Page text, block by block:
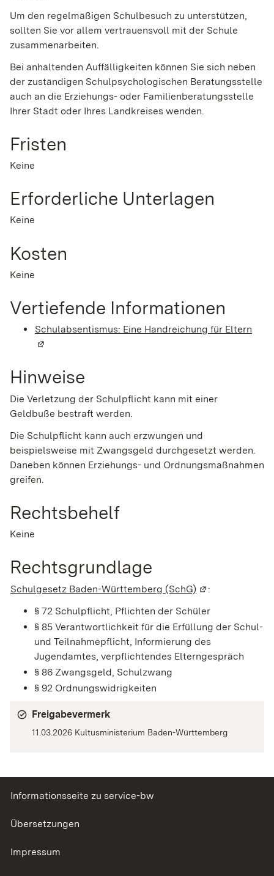
Um den regelmäßigen Schulbesuch zu unterstützen,
sollten Sie vor allem vertrauensvoll mit der Schule
zusammenarbeiten.
Bei anhaltenden Auffälligkeiten können Sie sich neben
der zuständigen Schulpsychologischen Beratungsstelle
auch an die Erziehungs- oder Familienberatungsstelle
Ihrer Stadt oder Ihres Landkreises wenden.
Fristen
Keine
Erforderliche Unterlagen
Keine
Kosten
Keine
Vertiefende Informationen
Schulabsentismus: Eine Handreichung für Eltern
Hinweise
Die Verletzung der Schulpflicht kann mit einer
Geldbuße bestraft werden.
Die Schulpflicht kann auch erzwungen und
beispielsweise mit Zwangsgeld durchgesetzt werden.
Daneben können Erziehungs- und Ordnungsmaßnahmen
greifen.
Rechtsbehelf
Keine
Rechtsgrundlage
Schulgesetz Baden-Württemberg (SchG) (Wird in einem
:
§ 72 Schulpflicht, Pflichten der Schüler
§ 85 Verantwortlichkeit für die Erfüllung der Schul-
und Teilnahmepflicht, Informierung des
Jugendamtes, verpflichtendes Elterngespräch
§ 86 Zwangsgeld, Schulzwang
§ 92 Ordnungswidrigkeiten
Freigabevermerk
11.03.2026 Kultusministerium Baden-Württemberg
Informationsseite zu service-bw
Übersetzungen
Impressum